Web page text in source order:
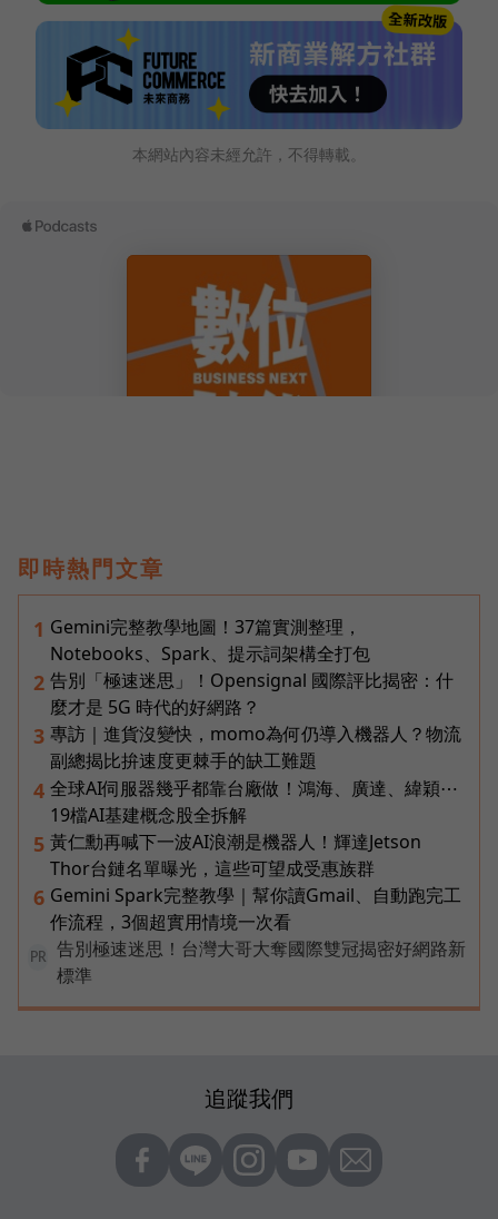
本網站內容未經允許，不得轉載。
即時熱門文章
1 Gemini完整教學地圖！37篇實測整理，
Notebooks、Spark、提示詞架構全打包
2 告別「極速迷思」！Opensignal 國際評比揭密：什
麼才是 5G 時代的好網路？
3 專訪｜進貨沒變快，momo為何仍導入機器人？物流
副總揭比拚速度更棘手的缺工難題
4 全球AI伺服器幾乎都靠台廠做！鴻海、廣達、緯穎⋯
19檔AI基建概念股全拆解
5 黃仁勳再喊下一波AI浪潮是機器人！輝達Jetson
Thor台鏈名單曝光，這些可望成受惠族群
6 Gemini Spark完整教學｜幫你讀Gmail、自動跑完工
作流程，3個超實用情境一次看
PR
告別極速迷思！台灣大哥大奪國際雙冠揭密好網路新
標準
追蹤我們